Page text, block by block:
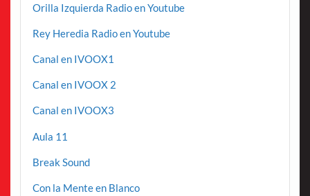
Orilla Izquierda Radio en Youtube
Rey Heredia Radio en Youtube
Canal en IVOOX1
Canal en IVOOX 2
Canal en IVOOX3
Aula 11
Break Sound
Con la Mente en Blanco